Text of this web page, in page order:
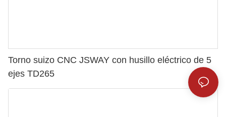
Torno suizo CNC JSWAY con husillo eléctrico de 5
ejes TD265